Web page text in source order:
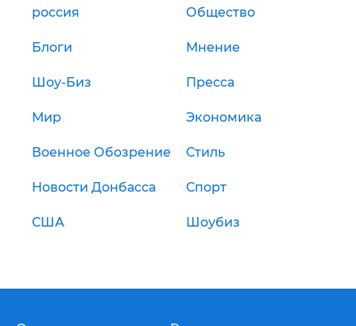
россия Общество
Блоги Мнение
Шоу-Биз Пресса
Мир Экономика
Военное Обозрение Стиль
Новости Донбасса Спорт
США Шоубиз